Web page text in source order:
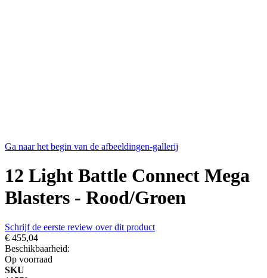
Ga naar het begin van de afbeeldingen-gallerij
12 Light Battle Connect Mega
Blasters - Rood/Groen
Schrijf de eerste review over dit product
€ 455,04
Beschikbaarheid:
Op voorraad
SKU